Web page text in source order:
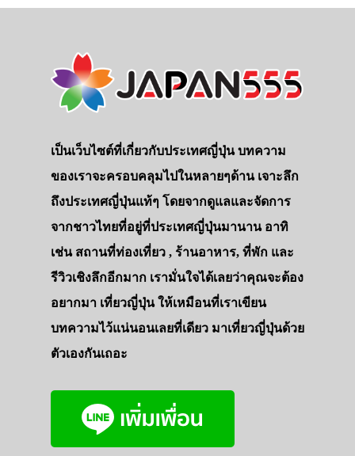
เป็นเว็บไซต์ที่เกี่ยวกับประเทศญี่ปุ่น บทความ
ของเราจะครอบคลุมไปในหลายๆด้าน เจาะลึก
ถึงประเทศญี่ปุ่นแท้ๆ โดยจากดูแลและจัดการ
จากชาวไทยที่อยู่ที่ประเทศญี่ปุ่นมานาน อาทิ
เช่น สถานที่ท่องเที่ยว , ร้านอาหาร, ที่พัก และ
รีวิวเชิงลึกอีกมาก เรามั่นใจได้เลยว่าคุณจะต้อง
อยากมา เที่ยวญี่ปุ่น ให้เหมือนที่เราเขียน
บทความไว้แน่นอนเลยที่เดียว มาเที่ยวญี่ปุ่นด้วย
ตัวเองกันเถอะ
ประเทศญี่ปุ่น
เที่ยวญี่ปุ่นด้ว
รถบัส
เดินทาง
ทัวร์
ที่พัก
สาระน่ารู้
VIDEO
ภาพประทับใจ